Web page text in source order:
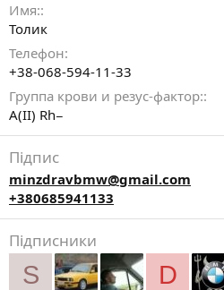
Имя:
Толик
Телефон
+38-068-594-11-33
Группа крови и резус-фактор:
A(II) Rh−
Підпис
minzdravbmw@gmail.com
+380685941133
Підписники
S D